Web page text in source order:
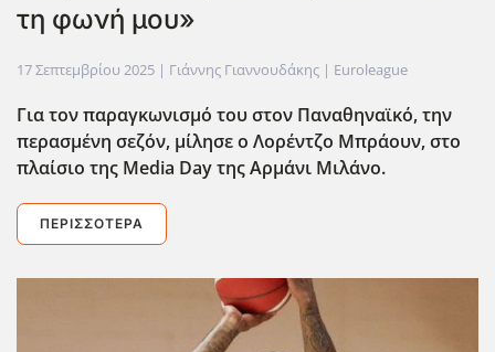
τη φωνή μου»
17 Σεπτεμβρίου 2025 | Γιάννης Γιαννουδάκης | Euroleague
Για τον παραγκωνισμό του στον Παναθηναϊκό, την
περασμένη σεζόν, μίλησε ο Λορέντζο Μπράουν, στο
πλαίσιο της Media Dayτης Αρμάνι Μιλάνο.
ΠΕΡΙΣΣΌΤΕΡΑ